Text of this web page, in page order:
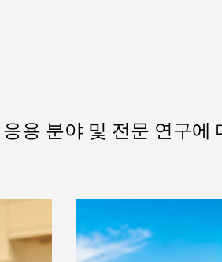
용 분야 및 전문 연구